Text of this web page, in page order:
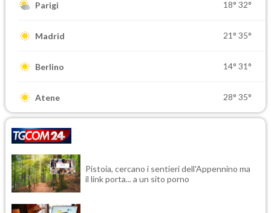
Parigi 18° 32°
Madrid 21° 35°
Berlino 14° 31°
Atene 28° 35°
Pistoia, cercano i sentieri dell'Appennino ma
il link porta... a un sito porno